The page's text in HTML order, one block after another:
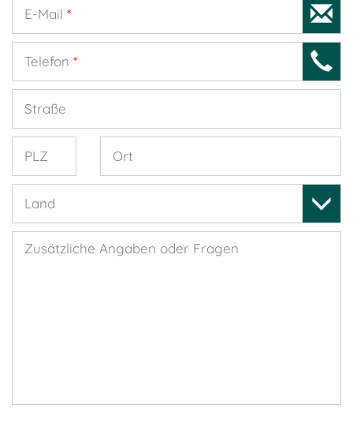
E-Mail *
Telefon *
Straße
PLZ Ort
Land
Zusätzliche Angaben oder Fragen